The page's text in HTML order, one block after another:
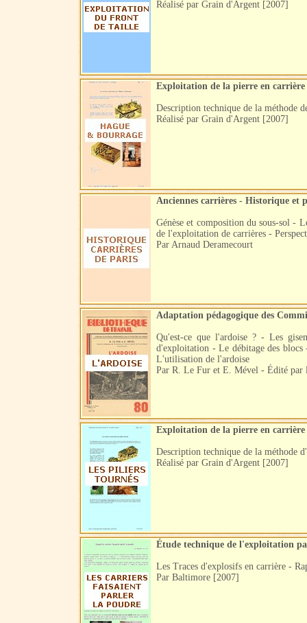
Réalisé par Grain d'Argent [2007]
Exploitation de la pierre en carrière
Description technique de la méthode
Réalisé par Grain d'Argent [2007]
Anciennes carrières - Historique et
Génèse et composition du sous-sol -
de l'exploitation de carrières -
Par Arnaud Deramecourt
Adaptation pédagogique des
Qu'est-ce que l'ardoise ? - Les
d'exploitation - Le débitage des
L'utilisation de l'ardoise
Par R. Le Fur et E. Mével - Édité
Exploitation de la pierre en carrière
Description technique de la méthode
Réalisé par Grain d'Argent [2007]
Étude technique de l'exploitation
Les Traces d'explosifs en carrière -
Par Baltimore [2007]